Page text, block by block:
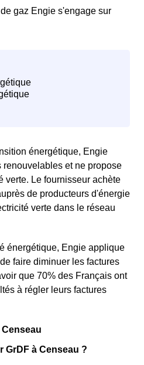
gaz Engie s'engage sur
énergétique, Engie
et ne propose
verte. Le fournisseur achète
de producteurs d'énergie
verte dans le réseau
énergétique, Engie applique
faire diminuer les factures
que 70% des Français ont
à régler leurs factures
GrDF à Censeau ?